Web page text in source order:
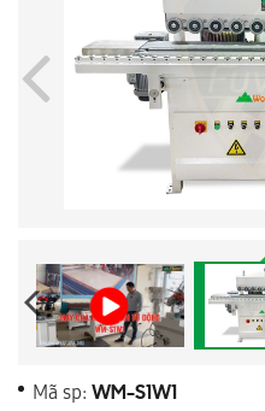
Mã sp: WM-S1W1